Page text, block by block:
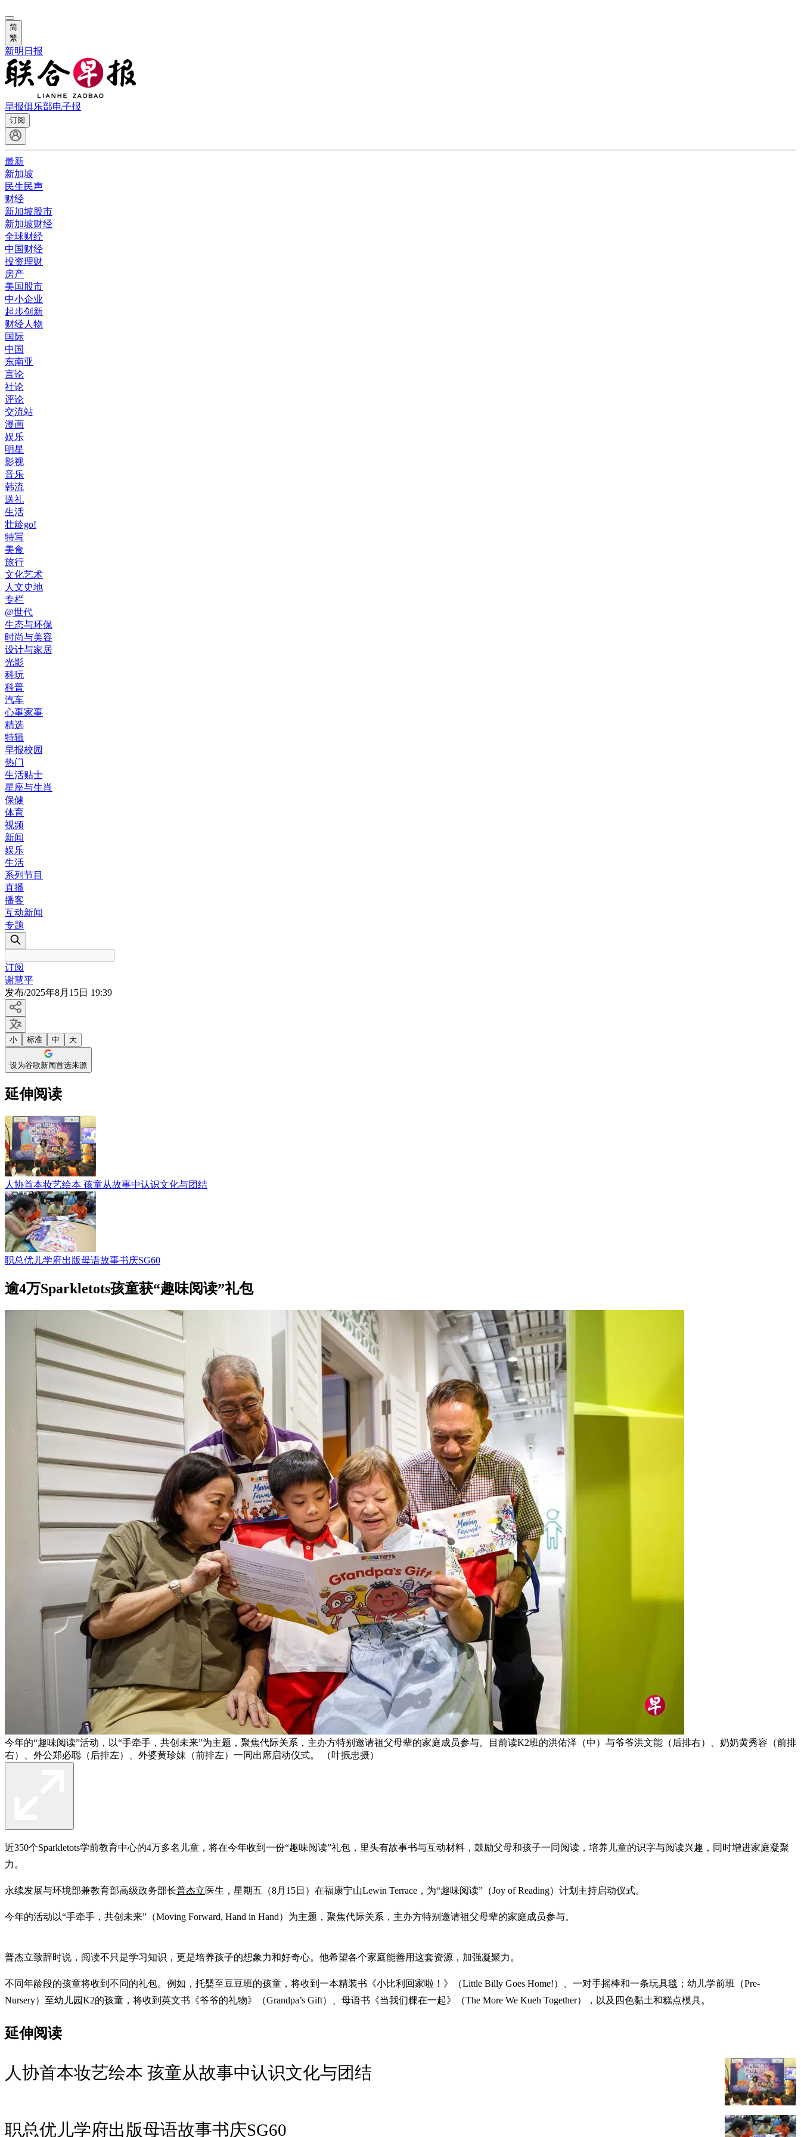
简
繁
新明日报
早报俱乐部电子报
订阅
最新
新加坡
民生民声
财经
新加坡股市
新加坡财经
全球财经
中国财经
投资理财
房产
美国股市
中小企业
起步创新
财经人物
国际
中国
东南亚
言论
社论
评论
交流站
漫画
娱乐
明星
影视
音乐
韩流
送礼
生活
壮龄go!
特写
美食
旅行
文化艺术
人文史地
专栏
@世代
生态与环保
时尚与美容
设计与家居
光影
科玩
科普
汽车
心事家事
精选
特辑
早报校园
热门
生活贴士
星座与生肖
保健
体育
视频
新闻
娱乐
生活
系列节目
直播
播客
互动新闻
专题
订阅
谢慧平
发布/2025年8月15日 19:39
小 标准 中 大
设为谷歌新闻首选来源
延伸阅读
人协首本妆艺绘本 孩童从故事中认识文化与团结
职总优儿学府出版母语故事书庆SG60
逾4万Sparkletots孩童获“趣味阅读”礼包
今年的“趣味阅读”活动，以“手牵手，共创未来”为主题，聚焦代际关系，主办方特别邀请祖父母辈的家庭成员参与。目前读K2班的洪佑泽（中）与爷爷洪文能（后排右）、奶奶黄秀容（前排
右）、外公郑必聪（后排左）、外婆黄珍妹（前排左）一同出席启动仪式。 （叶振忠摄）
近350个Sparkletots学前教育中心的4万多名儿童，将在今年收到一份“趣味阅读”礼包，里头有故事书与互动材料，鼓励父母和孩子一同阅读，培养儿童的识字与阅读兴趣，同时增进家庭凝聚
力。
永续发展与环境部兼教育部高级政务部长普杰立医生，星期五（8月15日）在福康宁山Lewin Terrace，为“趣味阅读”（Joy of Reading）计划主持启动仪式。
今年的活动以“手牵手，共创未来”（Moving Forward, Hand in Hand）为主题，聚焦代际关系，主办方特别邀请祖父母辈的家庭成员参与。
普杰立致辞时说，阅读不只是学习知识，更是培养孩子的想象力和好奇心。他希望各个家庭能善用这套资源，加强凝聚力。
不同年龄段的孩童将收到不同的礼包。例如，托婴至豆豆班的孩童，将收到一本精装书《小比利回家啦！》（Little Billy Goes Home!）、一对手摇棒和一条玩具毯；幼儿学前班（Pre-
Nursery）至幼儿园K2的孩童，将收到英文书《爷爷的礼物》（Grandpa’s Gift）、母语书《当我们粿在一起》（The More We Kueh Together），以及四色黏土和糕点模具。
延伸阅读
人协首本妆艺绘本 孩童从故事中认识文化与团结
职总优儿学府出版母语故事书庆SG60